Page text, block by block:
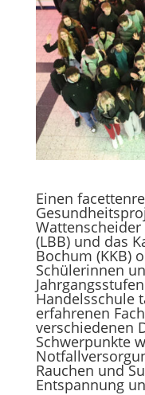
Einen
(LBB) und das
Bochum (KKB)
Schülerinnen
Handelsschule
erfahrenen
verschiedenen
Schwerpunkte
Rauchen und
Entspannung